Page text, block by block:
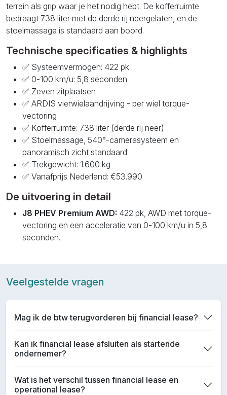
terrein als grip waar je het nodig hebt. De kofferruimte
bedraagt 738 liter met de derde rij neergelaten, en de
stoelmassage is standaard aan boord.
Technische specificaties & highlights
✅ Systeemvermogen: 422 pk
✅ 0-100 km/u: 5,8 seconden
✅ Zeven zitplaatsen
✅ ARDIS vierwielaandrijving - per wiel torque-
vectoring
✅ Kofferruimte: 738 liter (derde rij neer)
✅ Stoelmassage, 540°-camerasysteem en
panoramisch zicht standaard
✅ Trekgewicht: 1.600 kg
✅ Vanafprijs Nederland: €53.990
De uitvoering in detail
J8 PHEV Premium AWD: 422 pk, AWD met torque-
vectoring en een acceleratie van 0-100 km/u in 5,8
seconden.
Veelgestelde vragen
Mag ik de btw terugvorderen bij financial lease?
Kan ik financial lease afsluiten als startende
ondernemer?
Wat is het verschil tussen financial lease en
operational lease?